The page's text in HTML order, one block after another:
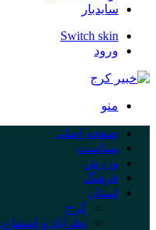
سایدبار
Switch skin
ورود
منو
صفحه اصلی
سیاست
ورزش
فرهنگ
استان
کرج
نظرآباد و اشتهارد